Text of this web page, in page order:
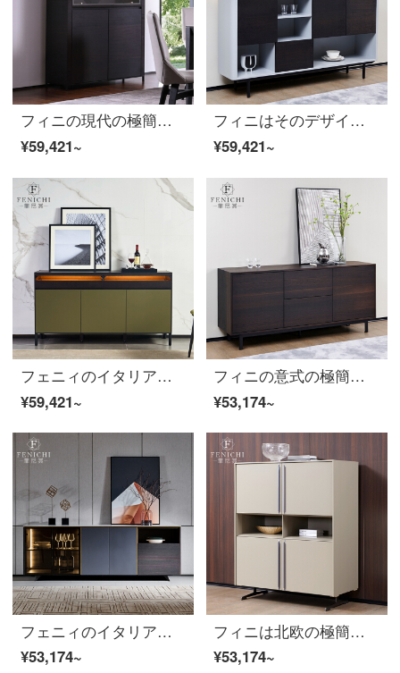
フィニの現代の極簡素なサイドキャビネット北欧の軽奢なお茶の食器棚の黒色の固体の木の収納棚のレストランのキャビネットの食事の辺のキャビネットの1000*394*1200
¥59,421~
フィニはそのデザイナーのサイドキャビネット1.8メートルのタバコの薫製のオークレストランの収納棚は壁の高い意味式によって、きわめて簡単なお茶の食器棚のサイドキャビネットの意味式はきわめて簡単です。
¥59,421~
フェニィのイタリア式の極簡単な食事のサイドキャビネットは軽奢な客間の物を蓄えて明かりの高いキャビネットを持ちます北欧家庭の暗いオークのデザイナーの食事の辺のキャビネットのイタリア式はきわめて簡単です。
¥59,421~
フィニの意式の極簡素レストランのスモークウッドの酒棚は北欧の現代簡単な黒い木製の貯蔵棚Trapani【サイドキャビネット】の意味が込められています。
¥53,174~
フェニィのイタリア式の極簡単な食事のサイドキャビネットのドアを開ける式のライト付きの低い酒のキャビネットの近代的な軽奢な北欧レストランの茶の箱の経典の明かりなしの金【サイドキャビネットの1.6メートル】
¥53,174~
フィニは北欧の極簡素な食事の辺のキャビネットの現代簡単な戸棚の客間が壁の家庭用の食器棚のイタリア式レストランによって酒棚の食事を飾ります。
¥53,174~